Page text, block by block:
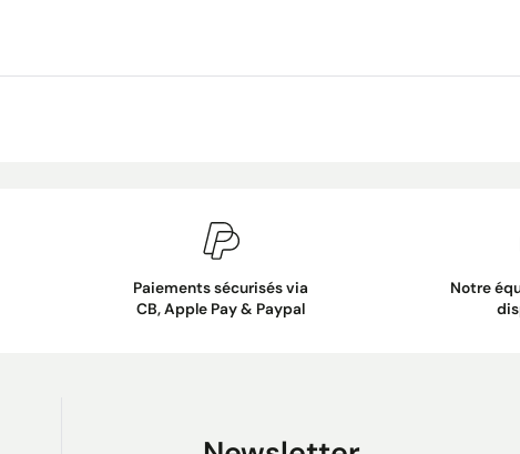
Paiements sécurisés via
CB, Apple Pay & Paypal
Notre